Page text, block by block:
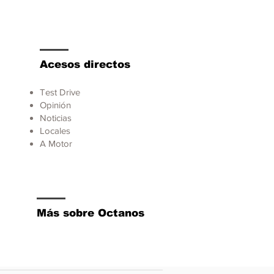
Acesos directos
Test Drive
Opinión
Noticias
Locales
A Motor
Más sobre Octanos